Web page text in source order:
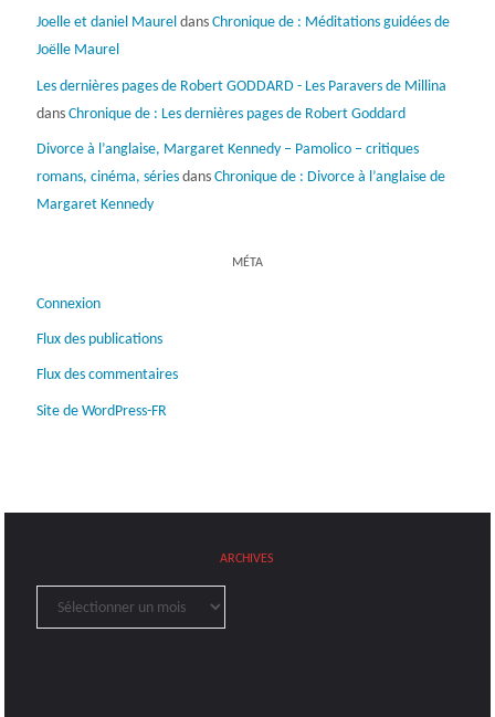
Joelle et daniel Maureldans Chronique de : Méditations guidées de
Joëlle Maurel
Les dernières pages de Robert GODDARD - Les Paravers de Millina
dans Chronique de : Les dernières pages de Robert Goddard
Divorce à l’anglaise, Margaret Kennedy – Pamolico – critiques
romans, cinéma, sériesdans Chronique de : Divorce à l’anglaise de
Margaret Kennedy
MÉTA
Connexion
Flux des publications
Flux des commentaires
Site de WordPress-FR
ARCHIVES
Archives